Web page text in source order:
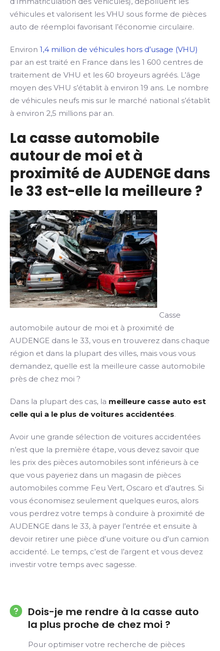
véhicules et valorisent les VHU sous forme de pièces
auto de réemploi favorisant l’économie circulaire.
Environ 1,4 million de véhicules hors d’usage (VHU)
par an est traité en France dans les 1 600 centres de
traitement de VHU et les 60 broyeurs agréés. L’âge
moyen des VHU s’établit à environ 19 ans. Le nombre
de véhicules neufs mis sur le marché national s’établit
à environ 2,5 millions par an.
La casse automobile
autour de moi et à
proximité de AUDENGE dans
le 33 est-elle la meilleure ?
Casse
automobile autour de moi et à proximité de
AUDENGE dans le 33, vous en trouverez dans chaque
région et dans la plupart des villes, mais vous vous
demandez, quelle est la meilleure casse automobile
près de chez moi ?
Dans la plupart des cas, la meilleure casse auto est
celle qui a le plus de voitures accidentées.
Avoir une grande sélection de voitures accidentées
n’est que la première étape, vous devez savoir que
les prix des pièces automobiles sont inférieurs à ce
que vous payeriez dans un magasin de pièces
automobiles comme Feu Vert, Oscaro et d’autres. Si
vous économisez seulement quelques euros, alors
vous perdrez votre temps à conduire à proximité de
AUDENGE dans le 33, à payer l’entrée et ensuite à
devoir retirer une pièce d’une voiture ou d’un camion
accidenté. Le temps, c’est de l’argent et vous devez
investir votre temps avec sagesse.
Dois-je me rendre à la casse auto
la plus proche de chez moi ?
Pour optimiser votre recherche de pièces